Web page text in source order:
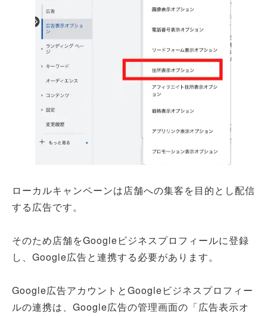
ローカルキャンペーンは店舗への集客を目的とし配信
する広告です。
そのため店舗をGoogleビジネスプロフィールに登録
し、Google広告と連携する必要があります。
Google広告アカウントとGoogleビジネスプロフィー
ルの連携は、Google広告の管理画面の「広告表示オ